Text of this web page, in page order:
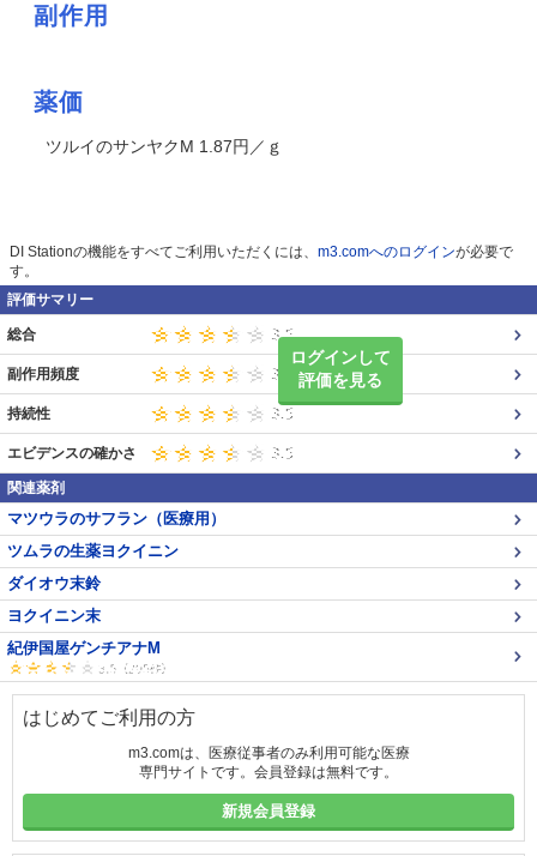
副作用
薬価
ツルイのサンヤクM 1.87円／ｇ
DI Stationの機能をすべてご利用いただくには、 m3.comへのログインが必要で
す。
評価サマリー
ログインして
評価を見る
総合
副作用頻度
持続性
エビデンスの確かさ
関連薬剤
マツウラのサフラン（医療用）
ツムラの生薬ヨクイニン
ダイオウ末鈴
ヨクイニン末
紀伊国屋ゲンチアナM
はじめてご利用の方
m3.comは、医療従事者のみ利用可能な医療
専門サイトです。会員登録は無料です。
新規会員登録